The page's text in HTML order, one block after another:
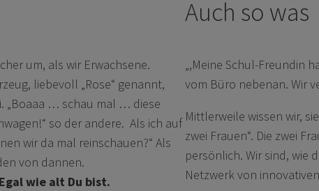
um, als wir Erwachsene.
liebevoll „Rose“ genannt,
„Boaaa … schau mal … diese
so der andere. Als ich auf
wir da mal reinschauen?“ Als
von dannen.
wie alt Du bist.
Auch so was
„,Meine Schul-Freundin
vom Büro nebenan. Wir
Mittlerweile wissen wir,
zwei Frauen“. Die zwei
persönlich. Wir sind, wie
Netzwerk von